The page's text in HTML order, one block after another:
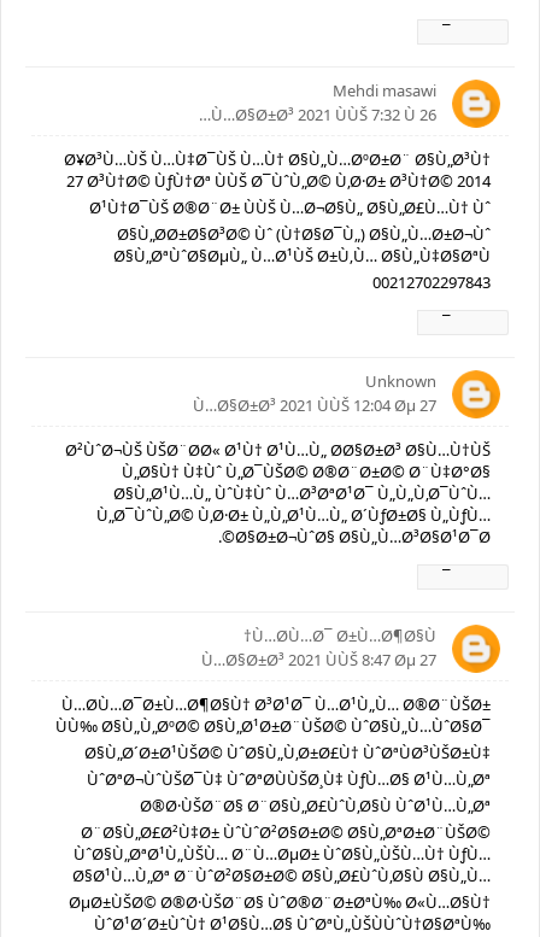
Mehdi masawi
26 Ù…Ø§Ø±Ø³ 2021 ÙÙŠ 7:32 Ù…
Ø¥Ø³Ù…ÙŠ Ù…Ù‡Ø¯ÙŠ Ù…Ù† Ø§Ù„Ù…ØºØ±Ø¨ Ø§Ù„Ø³Ù†
27 Ø³Ù†Ø© ÙƒÙ†Øª ÙÙŠ Ø¯ÙˆÙ„Ø© Ù‚Ø·Ø± Ø³Ù†Ø© 2014
Ø¹Ù†Ø¯ÙŠ Ø®Ø¨Ø± ÙÙŠ Ù…Ø¬Ø§Ù„ Ø§Ù„Ø£Ù…Ù† Ùˆ
Ø§Ù„Ø­Ø±Ø§Ø³Ø© Ùˆ (Ù†Ø§Ø¯Ù„) Ø§Ù„Ù…Ø±Ø¬Ùˆ
Ø§Ù„ØªÙˆØ§ØµÙ„ Ù…Ø¹ÙŠ Ø±Ù‚Ù… Ø§Ù„Ù‡Ø§ØªÙ
00212702297843
Unknown
27 Ù…Ø§Ø±Ø³ 2021 ÙÙŠ 12:04 Øµ
Ø²ÙˆØ¬ÙŠ ÙŠØ¨Ø­Ø« Ø¹Ù† Ø¹Ù…Ù„ Ø­Ø§Ø±Ø³ Ø§Ù…Ù†ÙŠ
Ù„Ø§Ù† Ù‡Ùˆ Ù„Ø¯ÙŠØ© Ø®Ø¨Ø±Ø© Ø¨Ù‡Ø°Ø§
Ø§Ù„Ø¹Ù…Ù„ ÙˆÙ‡Ùˆ Ù…Ø³ØªØ¹Ø¯ Ù„Ù„Ù‚Ø¯ÙˆÙ…
Ù„Ø¯ÙˆÙ„Ø© Ù‚Ø·Ø± Ù„Ù„Ø¹Ù…Ù„ Ø´ÙƒØ±Ø§ Ù„ÙƒÙ…
Ø§Ø±Ø¬ÙˆØ§ Ø§Ù„Ù…Ø³Ø§Ø¹Ø¯Ø©.
Ù…Ø­Ù…Ø¯ Ø±Ù…Ø¶Ø§Ù†
27 Ù…Ø§Ø±Ø³ 2021 ÙÙŠ 8:47 Øµ
Ù…Ø­Ù…Ø¯Ø±Ù…Ø¶Ø§Ù† Ø³Ø¹Ø¯ Ù…Ø¹Ù„Ù… Ø®Ø¨ÙŠØ±
ÙÙ‰ Ø§Ù„Ù„ØºØ© Ø§Ù„Ø¹Ø±Ø¨ÙŠØ© ÙˆØ§Ù„Ù…ÙˆØ§Ø¯
Ø§Ù„Ø´Ø±Ø¹ÙŠØ© ÙˆØ§Ù„Ù‚Ø±Ø£Ù† ÙˆØªÙØ³ÙŠØ±Ù‡
ÙˆØªØ¬ÙˆÙŠØ¯Ù‡ ÙˆØªØ­ÙÙŠØ¸Ù‡ ÙƒÙ…Ø§ Ø¹Ù…Ù„Øª
Ø®Ø·ÙŠØ¨Ø§ Ø¨Ø§Ù„Ø£ÙˆÙ‚Ø§Ù ÙˆØ¹Ù…Ù„Øª
Ø¨Ø§Ù„Ø£Ø²Ù‡Ø± ÙˆÙˆØ²Ø§Ø±Ø© Ø§Ù„ØªØ±Ø¨ÙŠØ©
ÙˆØ§Ù„ØªØ¹Ù„ÙŠÙ… Ø¨Ù…ØµØ± ÙˆØ§Ù„ÙŠÙ…Ù† ÙƒÙ…
Ø§Ø¹Ù…Ù„Øª Ø¨ÙˆØ²Ø§Ø±Ø© Ø§Ù„Ø£ÙˆÙ‚Ø§Ù Ø§Ù„Ù…
ØµØ±ÙŠØ© Ø®Ø·ÙŠØ¨Ø§ ÙˆØ®Ø¨Ø±ØªÙ‰ Ø«Ù…Ø§Ù†
ÙˆØ¹Ø´Ø±ÙˆÙ† Ø¹Ø§Ù…Ø§ ÙˆØªÙ„ÙŠÙÙˆÙ†Ø§ØªÙ‰